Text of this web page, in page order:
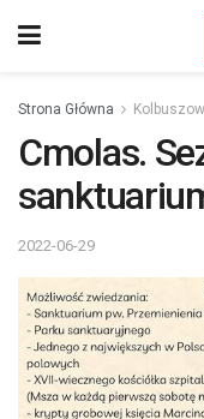
Strona Główna
Cmolas.
2022-06-29